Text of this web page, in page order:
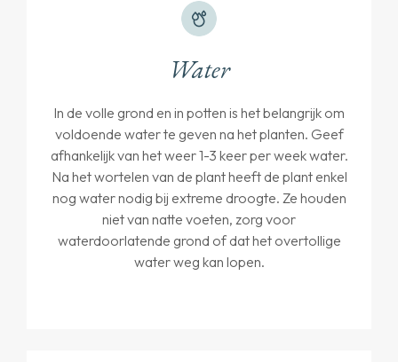
Water
In de volle grond en in potten is het belangrijk om
voldoende water te geven na het planten. Geef
afhankelijk van het weer 1-3 keer per week water.
Na het wortelen van de plant heeft de plant enkel
nog water nodig bij extreme droogte. Ze houden
niet van natte voeten, zorg voor
waterdoorlatende grond of dat het overtollige
water weg kan lopen.